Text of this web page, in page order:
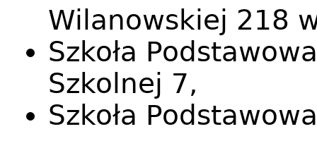
Wilanowskiej 218
Szkoła
Szkolnej 7,
Szkoła